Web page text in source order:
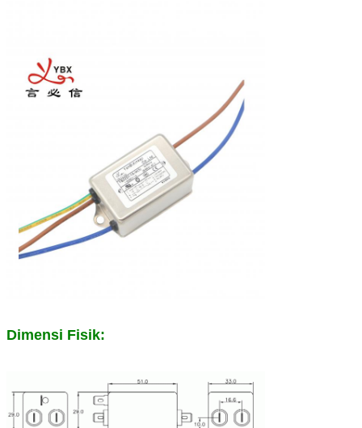
Dimensi Fisik: